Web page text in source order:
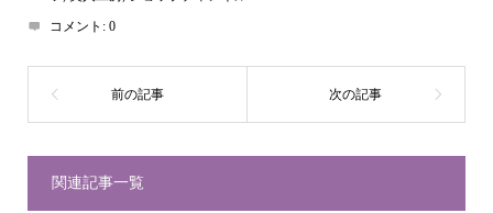
コメント: 0
関連記事一覧